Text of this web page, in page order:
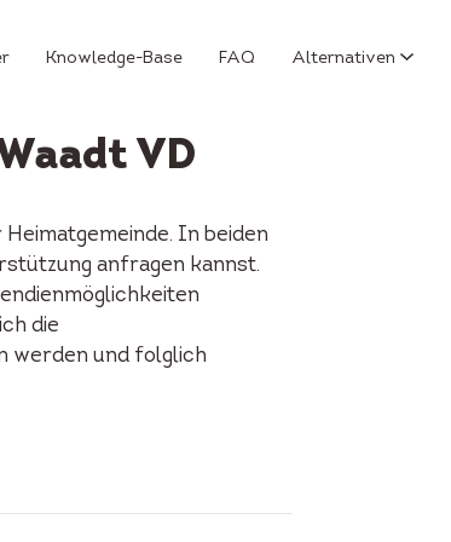
Knowledge-Base FAQ Alternativen
VD
In beiden
anfragen kannst.
die
werden und folglich